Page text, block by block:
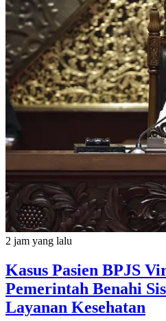
2 jam yang lalu
Kasus Pasien BPJS
Pemerintah Benahi
Layanan Kesehatan